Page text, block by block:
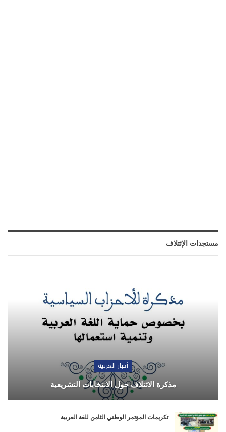
مستجدات الإئتلاف
أخبار العربية
مذكرة الائتلاف حول الانتخابات التشريعية
تكريمات المؤتمر الوطني الثامن للغة العربية